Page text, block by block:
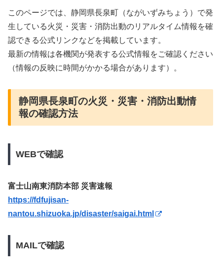
このページでは、静岡県長泉町（ながいずみちょう）で発
生している火災・災害・消防出動のリアルタイム情報を確
認できる公式リンクなどを掲載しています。
最新の情報は各機関が発表する公式情報をご確認ください
（情報の反映に時間がかかる場合があります）。
静岡県長泉町の火災・災害・消防出動情
報の確認方法
WEBで確認
富士山南東消防本部 災害速報
https://fdfujisan-
nantou.shizuoka.jp/disaster/saigai.html
MAILで確認